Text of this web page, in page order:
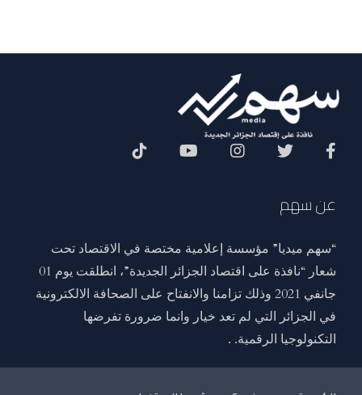
عن سهم
“سهم ميديا” مؤسسة إعلامية مختصة في الاقتصاد تحت
شعار “نافذة على اقتصاد الجزائر الجديدة”، انطلقت يوم 01
جانفي 2021 وذلك تزامنا والانفتاح على الصحافة الالكترونية
في الجزائر التي لم تعد خيار وانما ضرورة تفرضها
التكنولوجيا الرقمية. .